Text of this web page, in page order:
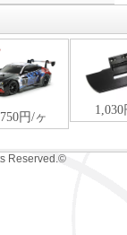
Reserved.©